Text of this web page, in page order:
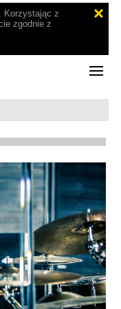
Korzystając z
zgodnie z